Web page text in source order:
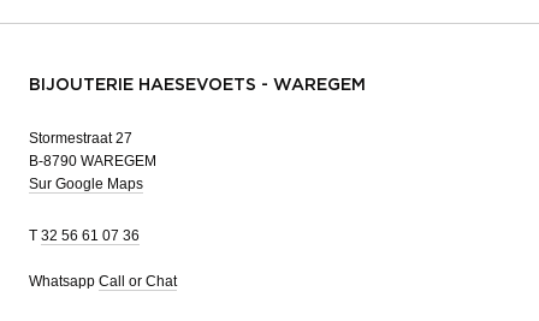
BIJOUTERIE HAESEVOETS - WAREGEM
Stormestraat 27
B-8790 WAREGEM
Sur Google Maps
T 32 56 61 07 36
Whatsapp Call or Chat